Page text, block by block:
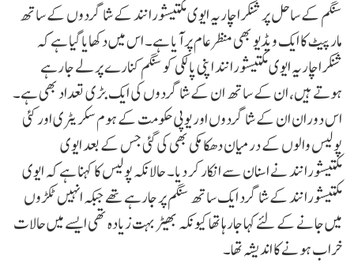
سنگم کے ساحل پر شنکراچاریہ ایوی مکتیشورانند کے شاگردوں کے ساتھ
مارپیٹ کا ایک ویڈیو بھی منظرعام پر آیا ہے۔ اس میں دکھایا گیا ہے کہ
شنکراچاریہ ایوی مکتیشورانند اپنی پالکی کو سنگم کنارے پر لے جا رہے
ہوتے ہیں، ان کے ساتھ ان کے شاگردوں کی ایک بڑی تعداد بھی ہے۔
اس دوران ان کے شاگردوں اور یوپی حکومت کے ہوم سکریٹری اور کئی
پولیس والوں کے درمیان دھکا مکی بھی کی گئی جس کے بعد ایوی
مکتیشورانند نے اسنان سے انکار کر دیا۔ حالانکہ پولیس کا کہنا ہے کہ ایوی
مکتیشورانند کے شاگرد ایک ساتھ سنگم پر جارہے تھے جبکہ انہیں ٹکڑوں
میں جانے کے لئے کہا جارہا تھا کیونکہ بھیڑ بہت زیادہ تھی ایسے میں حالات
خراب ہونے کا اندیشہ تھا۔